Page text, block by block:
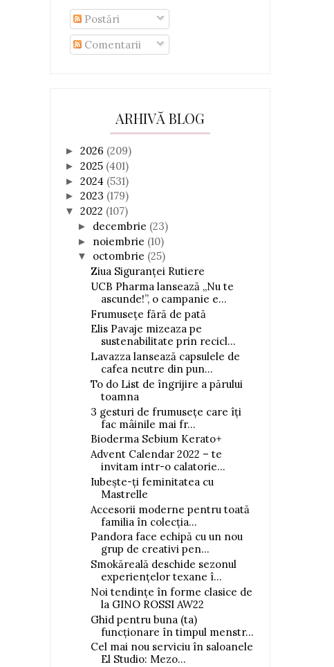
Postări
Comentarii
ARHIVĂ BLOG
► 2026 (209)
► 2025 (401)
► 2024 (531)
► 2023 (179)
▼ 2022 (107)
► decembrie (23)
► noiembrie (10)
▼ octombrie (25)
Ziua Siguranței Rutiere
UCB Pharma lansează „Nu te
ascunde!”, o campanie e...
Frumusețe fără de pată
Elis Pavaje mizeaza pe
sustenabilitate prin recicl...
Lavazza lansează capsulele de
cafea neutre din pun...
To do List de îngrijire a părului
toamna
3 gesturi de frumusețe care îți
fac mâinile mai fr...
Bioderma Sebium Kerato+
Advent Calendar 2022 – te
invitam intr-o calatorie...
Iubește-ți feminitatea cu
Mastrelle
Accesorii moderne pentru toată
familia în colecția...
Pandora face echipă cu un nou
grup de creativi pen...
Smokăreală deschide sezonul
experiențelor texane î...
Noi tendințe în forme clasice de
la GINO ROSSI AW22
Ghid pentru buna (ta)
funcționare în timpul menstr...
Cel mai nou serviciu în saloanele
El Studio: Mezo...